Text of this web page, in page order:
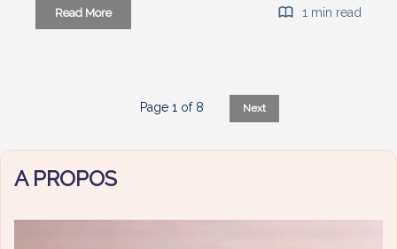
Read MoreBiotyfull
box
Chanvre
–
1 min read
Page 1 of 8 Next
A PROPOS